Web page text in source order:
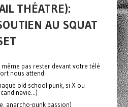
THÉATRE):
AU SQUAT
pas rester devant votre télé
nous attend:
old school punk, si X ou
anarcho-punk passion)